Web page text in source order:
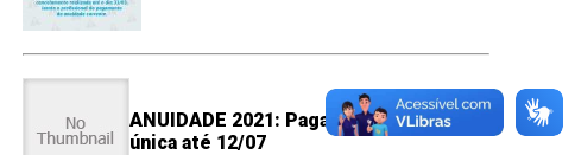
ANUIDADE 2021: Pagamento da cota
única até 12/07